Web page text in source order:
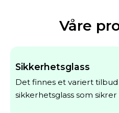
Våre
Sikkerhetsglass
Det finnes et variert
sikkerhetsglass som